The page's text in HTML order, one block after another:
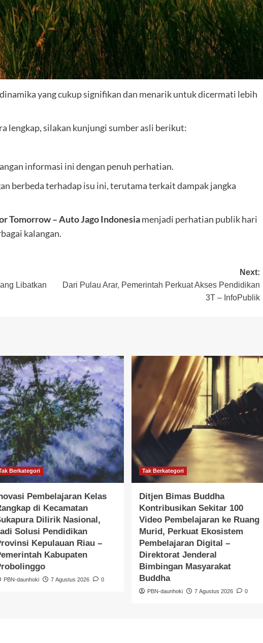
yang cukup signifikan dan menarik untuk dicermati lebih
lengkap, silakan kunjungi sumber asli berikut:
informasi ini dengan penuh perhatian.
berbeda terhadap isu ini, terutama terkait dampak jangka
Tomorrow – Auto Jago Indonesiamenjadi perhatian publik hari
kalangan.
Libatkan
Next:
Dari Pulau Arar, Pemerintah Perkuat Akses Pendidikan
3T – InfoPublik
Berkategori
Pembelajaran Kelas
di Kecamatan
Dilirik Nasional,
Solusi Pendidikan
Kepulauan Riau –
Kabupaten
PBN-daunhoki 7 Agustus 2026 0
Tak Berkategori
Ditjen Bimas Buddha
Kontribusikan Sekitar 100
Video Pembelajaran ke Ruang
Murid, Perkuat Ekosistem
Pembelajaran Digital –
Direktorat Jenderal
Bimbingan Masyarakat
Buddha
PBN-daunhoki 7 Agustus 2026 0